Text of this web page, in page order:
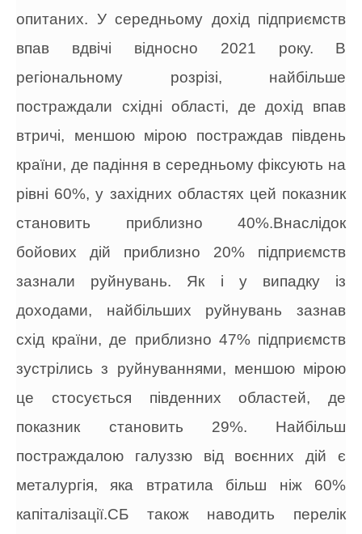
опитаних. У середньому дохід підприємств
впав вдвічі відносно 2021 року.
В
регіональному розрізі, найбільше
постраждали східні області, де дохід впав
втричі, меншою мірою постраждав південь
країни, де падіння в середньому фіксують на
рівні 60%, у західних областях цей показник
становить приблизно 40%.Внаслідок
бойових дій приблизно 20% підприємств
зазнали руйнувань. Як і у випадку із
доходами, найбільших руйнувань зазнав
схід країни, де приблизно 47% підприємств
зустрілись з руйнуваннями, меншою мірою
це стосується південних областей, де
показник становить 29%.
Найбільш
постраждалою галуззю від воєнних дій є
металургія, яка втратила більш ніж 60%
капіталізації.СБ також наводить перелік